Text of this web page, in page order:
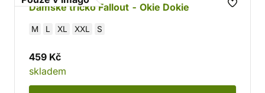
Dámské tričko Fallout - Okie Dokie
M L XL XXL S
459 Kč
skladem